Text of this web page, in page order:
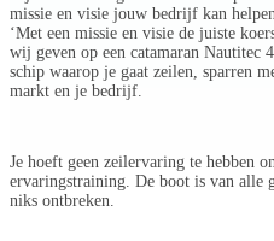
missie en visie jouw bedrijf kan
‘Met een missie en visie de juiste
wij geven op een catamaran Nautitec
schip waarop je gaat zeilen, sparren
markt en je bedrijf.
Je hoeft geen zeilervaring te hebben
ervaringstraining. De boot is van alle
niks ontbreken.